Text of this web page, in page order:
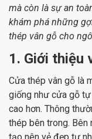
mà còn là sự an
khám phá những
thép vân gỗ cho
1. Giới thiệu
Cửa thép vân gỗ là
giống như cửa gỗ
cao hơn. Thông
thép bên trong.
tạo nên vẻ đẹp tự